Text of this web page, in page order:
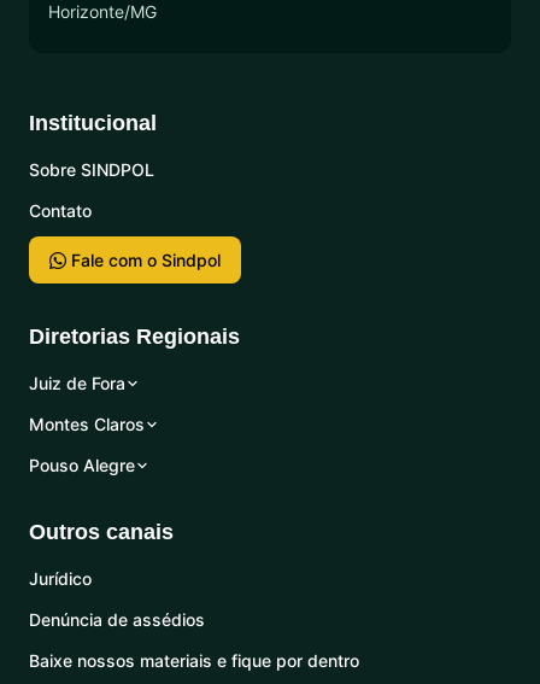
Horizonte/MG
Institucional
Sobre SINDPOL
Contato
Fale com o Sindpol
Diretorias Regionais
Juiz de Fora
Montes Claros
Pouso Alegre
Outros canais
Jurídico
Denúncia de assédios
Baixe nossos materiais e fique por dentro